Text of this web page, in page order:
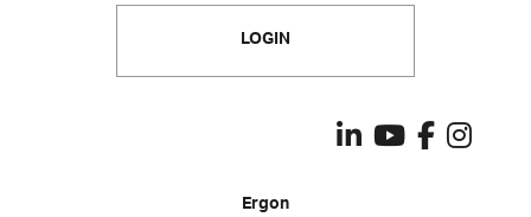
LOGIN
Ergon